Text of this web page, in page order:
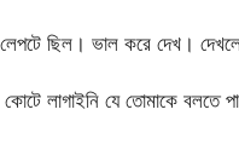
ছিল। ভাল করে দেখ।
লাগাইনি যে তোমাকে বলতে